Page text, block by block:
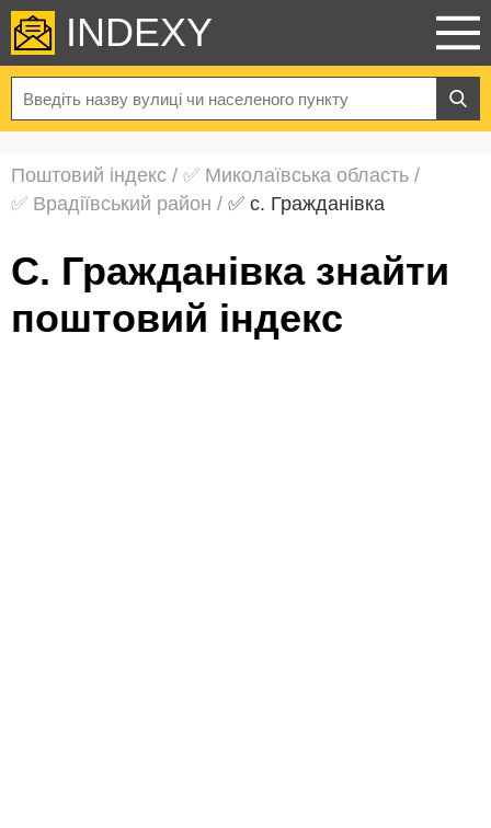
INDEXY
Поштовий індекс / ✅ Миколаївська область /
✅ Врадіївський район / ✅ с. Гражданівка
с. Гражданівка знайти
поштовий індекс